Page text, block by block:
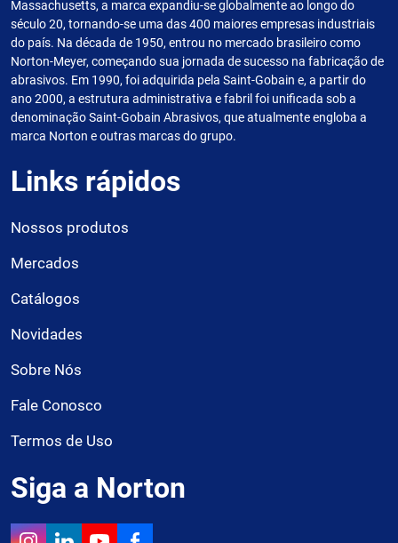
Massachusetts, a marca expandiu-se globalmente ao longo do
século 20, tornando-se uma das 400 maiores empresas industriais
do país. Na década de 1950, entrou no mercado brasileiro como
Norton-Meyer, começando sua jornada de sucesso na fabricação de
abrasivos. Em 1990, foi adquirida pela Saint-Gobain e, a partir do
ano 2000, a estrutura administrativa e fabril foi unificada sob a
denominação Saint-Gobain Abrasivos, que atualmente engloba a
marca Norton e outras marcas do grupo.
Links rápidos
Nossos produtos
Mercados
Catálogos
Novidades
Sobre Nós
Fale Conosco
Termos de Uso
Siga a Norton